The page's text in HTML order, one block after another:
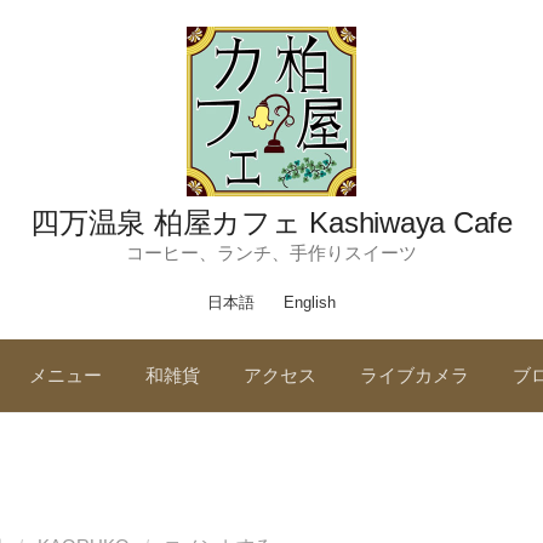
四万温泉 柏屋カフェ Kashiwaya Cafe
コーヒー、ランチ、手作りスイーツ
日本語 English
メニュー 和雑貨 アクセス ライブカメラ ブ